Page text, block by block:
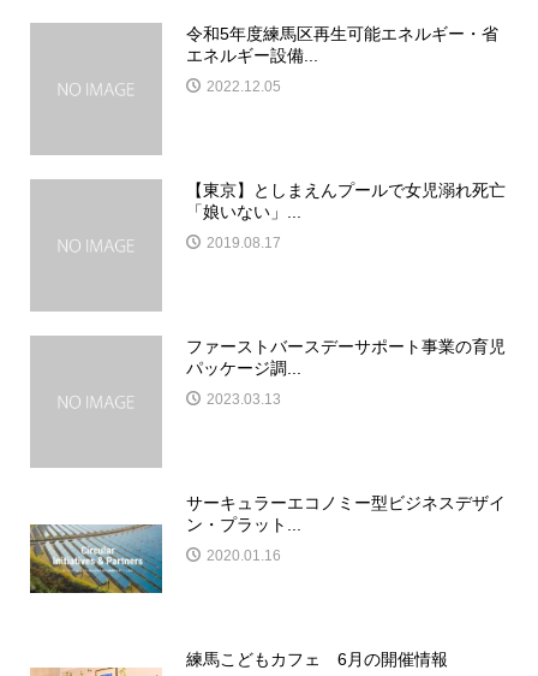
令和5年度練馬区再生可能エネルギー・省
エネルギー設備...
2022.12.05
【東京】としまえんプールで女児溺れ死亡
「娘いない」...
2019.08.17
ファーストバースデーサポート事業の育児
パッケージ調...
2023.03.13
サーキュラーエコノミー型ビジネスデザイ
ン・プラット...
2020.01.16
練馬こどもカフェ 6月の開催情報